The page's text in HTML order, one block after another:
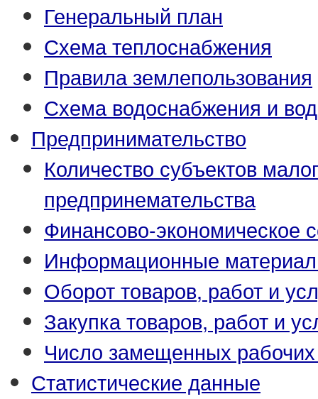
Генеральный план
Схема теплоснабжения
Правила землепользования
Схема водоснабжения и
Предпринимательство
Количество субъектов
предпринемательства
Финансово-экономическое
Информационные
Оборот товаров, работ и
Закупка товаров, работ и
Число замещенных
Статистические данные